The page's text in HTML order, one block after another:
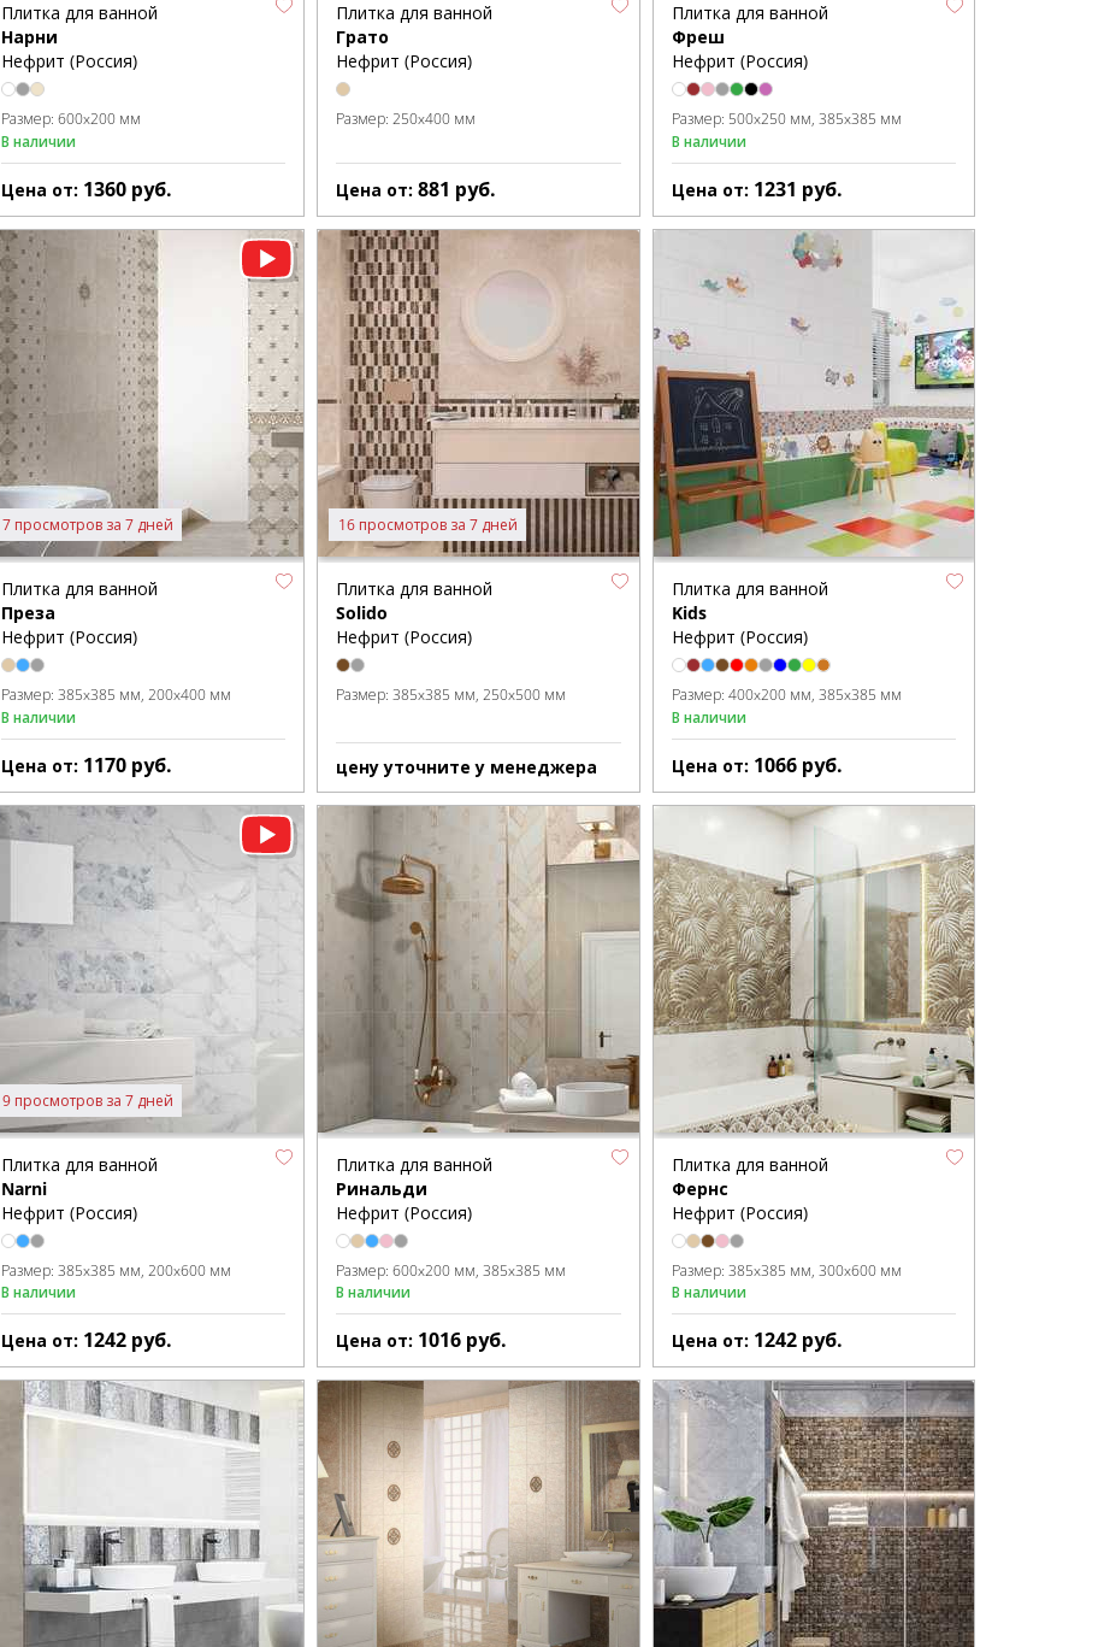
Плитка для ванной
Нарни
Нефрит (Россия)
Размер: 600x200 мм
В наличии
Цена от: 1360 руб.
Плитка для ванной
Грато
Нефрит (Россия)
Размер:250x400 мм
Цена от:881 руб.
Плитка для ванной
Фреш
Нефрит (Россия)
Размер: 500x250 мм 385x385 мм
В наличии
Цена от: 1231 руб.
7 просмотров за 7 дней
Плитка для ванной
Преза
Нефрит (Россия)
Размер: 385x385 мм 200x400 мм
В наличии
Цена от: 1170 руб.
16 просмотров за 7 дней
Плитка для ванной
Solido
Нефрит (Россия)
Размер:385x385 мм 250x500 мм
цену уточните у менеджера
Плитка для ванной
Kids
Нефрит (Россия)
Размер: 400x200 мм 385x385 мм
В наличии
Цена от: 1066 руб.
9 просмотров за 7 дней
Плитка для ванной
Narni
Нефрит (Россия)
Размер: 385x385 мм 200x600 мм
В наличии
Цена от: 1242 руб.
Плитка для ванной
Ринальди
Нефрит (Россия)
Размер:600x200 мм 385x385 мм
В наличии
Цена от: 1016 руб.
Плитка для ванной
Фернс
Нефрит (Россия)
Размер: 385x385 мм 300x600 мм
В наличии
Цена от: 1242 руб.